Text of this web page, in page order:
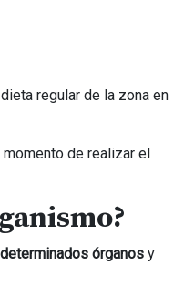
regular de la zona en
de realizar el
órganos y